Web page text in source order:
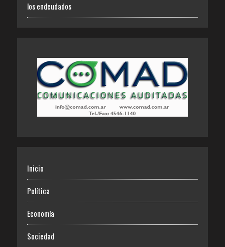
los endeudados
Inicio
Política
Economía
Sociedad